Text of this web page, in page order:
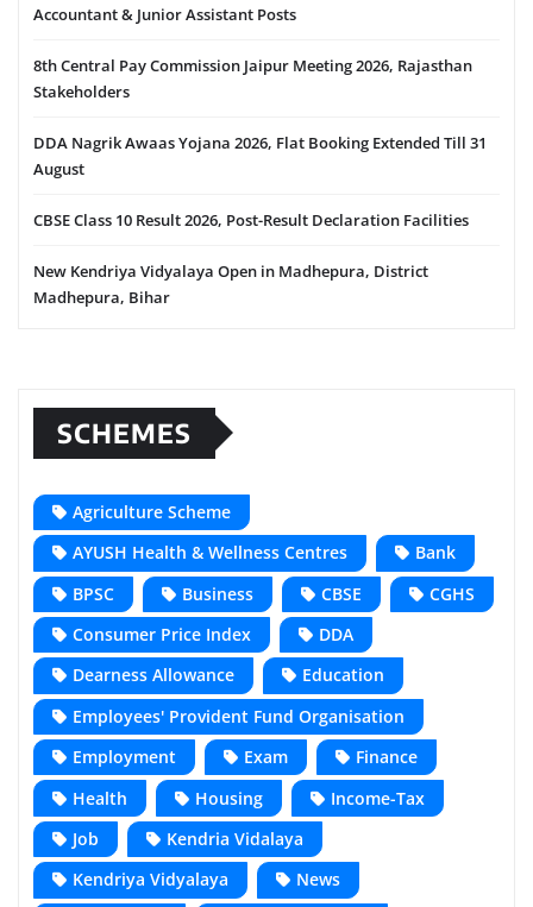
Accountant & Junior Assistant Posts
8th Central Pay Commission Jaipur Meeting 2026, Rajasthan
Stakeholders
DDA Nagrik Awaas Yojana 2026, Flat Booking Extended Till 31
August
CBSE Class 10 Result 2026, Post-Result Declaration Facilities
New Kendriya Vidyalaya Open in Madhepura, District
Madhepura, Bihar
SCHEMES
Agriculture Scheme
AYUSH Health & Wellness Centres
Bank
BPSC
Business CBSE
CGHS
Consumer Price Index
DDA
Dearness Allowance
Education
Employees' Provident Fund Organisation
Employment
Exam
Finance
Health
Housing
Income-Tax
Job
Kendria Vidalaya
Kendriya Vidyalaya
News